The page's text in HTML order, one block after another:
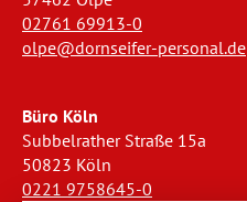
02761 69913-0
olpe@dornseifer-personal.de
Büro Köln
Subbelrather Straße 15a
50823 Köln
0221 9758645-0